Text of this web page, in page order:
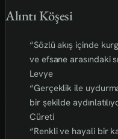
Alıntı Köşesi
“Sözlü akış içinde
ve efsane arasındaki
Levye
“Gerçeklik ile
bir şekilde
Cüreti
“Renkli ve hayali bir